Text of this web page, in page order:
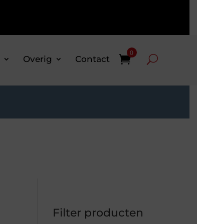
Overig Contact
0
Filter producten